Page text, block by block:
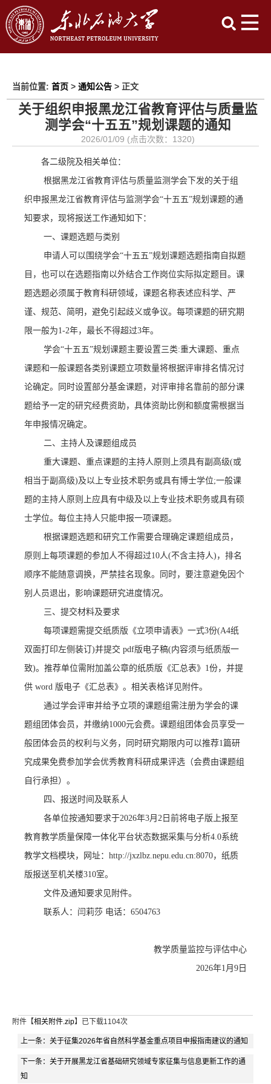
当前位置: 首页> 通知公告> 正文
关于组织申报黑龙江省教育评估与质量监
测学会“十五五”规划课题的通知
2026/01/09 (点击次数： 1320)
各二级院及相关单位：
根据黑龙江省教育评估与质量监测学会下发的关于组
织申报黑龙江省教育评估与监测学会“十五五”规划课题的通
知要求，现将报送工作通知如下：
一、课题选题与类别
申请人可以围绕学会“十五五”规划课题选题指南自拟题
目，也可以在选题指南以外结合工作岗位实际拟定题目。课
题选题必须属于教育科研领域，课题名称表述应科学、严
谨、规范、简明，避免引起歧义或争议。每项课题的研究期
限一般为1-2年，最长不得超过3年。
学会“十五五”规划课题主要设置三类:重大课题、重点
课题和一般课题各类别课题立项数量将根据评审排名情况讨
论确定。同时设置部分基金课题，对评审排名靠前的部分课
题给予一定的研究经费资助，具体资助比例和额度需根据当
年申报情况确定。
二、主持人及课题组成员
重大课题、重点课题的主持人原则上须具有副高级(或
相当于副高级)及以上专业技术职务或具有博士学位;一般课
题的主持人原则上应具有中级及以上专业技术职务或具有硕
士学位。每位主持人只能申报一项课题。
根据课题选题和研究工作需要合理确定课题组成员，
原则上每项课题的参加人不得超过10人(不含主持人) ，排名
顺序不能随意调换，严禁挂名现象。同时，要注意避免因个
别人员退出，影响课题研究进度情况。
三、提交材料及要求
每项课题需提交纸质版《立项申请表》一式3份(A4纸
双面打印左侧装订)并提交 pdf版电子稿(内容须与纸质版一
致)。推荐单位需附加盖公章的纸质版《汇总表》 1份，并提
供 word 版电子《汇总表》。相关表格详见附件。
通过学会评审并给予立项的课题组需注册为学会的课
题组团体会员，并缴纳1000元会费。课题组团体会员享受一
般团体会员的权利与义务，同时研究期限内可以推荐1篇研
究成果免费参加学会优秀教育科研成果评选（会费由课题组
自行承担）。
四、报送时间及联系人
各单位按通知要求于2026年3月2 日前将电子版上报至
教育教学质量保障一体化平台状态数据采集与分析4.0系统
教学文档模块，网址：http://jxzlbz.nepu.edu.cn:8070，纸质
版报送至机关楼310室。
文件及通知要求见附件。
联系人：闫莉莎 电话：6504763
教学质量监控与评估中心
2026年1月 9日
附件【相关附件.zip】已下载1104次
上一条： 关于征集2026年省自然科学基金重点项目申报指南建议的通知
下一条： 关于开展黑龙江省基础研究领域专家征集与信息更新工作的通
知